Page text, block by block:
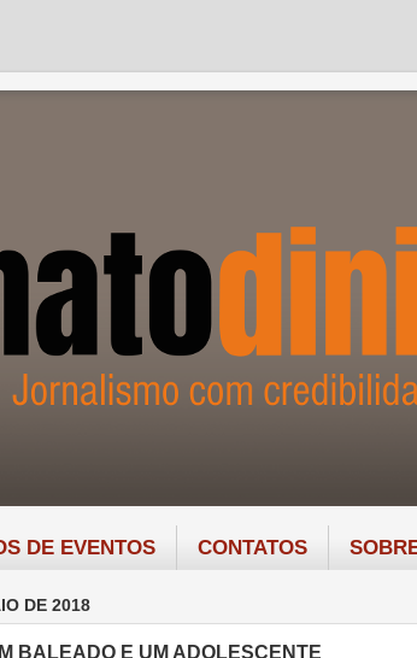
DE EVENTOS CONTATOS
DE 2018
BALEADO E UM ADOLESCENTE